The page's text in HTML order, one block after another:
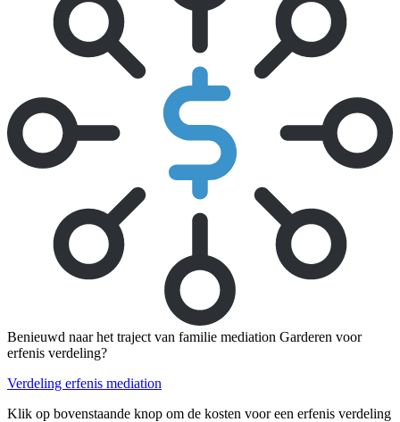
Benieuwd naar het traject van familie mediation Garderen voor
erfenis verdeling?
Verdeling erfenis mediation
Klik op bovenstaande knop om de kosten voor een erfenis verdeling